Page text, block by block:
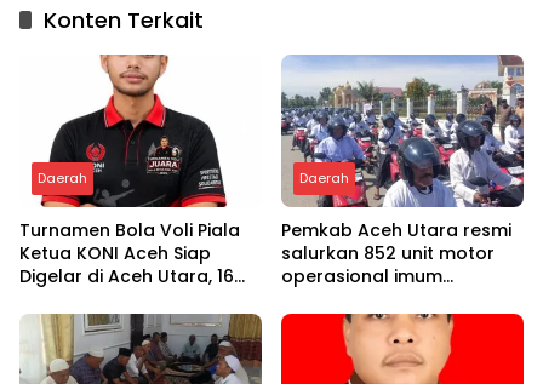
Konten Terkait
Daerah
Turnamen Bola Voli Piala
Ketua KONI Aceh Siap
Digelar di Aceh Utara, 16
Ambil Bagian
Daerah
Pemkab Aceh Utara resmi
salurkan 852 unit motor
operasional imum